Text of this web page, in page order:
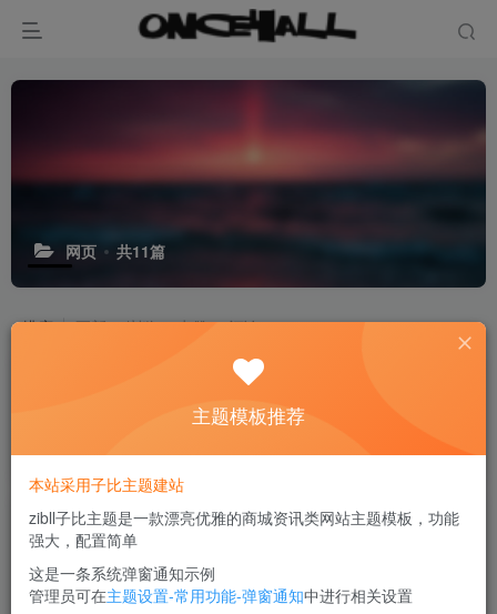
网页 共11篇
排序 更新 浏览 点赞 评论
Vibe Vibe 人人可做AI创造
3个月前 13
Poixe AI免费API调用全解析
3个月前
主题模板推荐
本站采用子比主题建站
zibll子比主题是一款漂亮优雅的商城资讯类网站主题模板，功能
强大，配置简单
这是一条系统弹窗通知示例
管理员可在主题设置-常用功能-弹窗通知中进行相关设置